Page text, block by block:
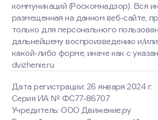
Дата регистрации: 26 января 2024 г.
Серия ИА № ФС77-86707
Учредитель: ООО Движение.ру
коммуникаций (Роскомнадзор). Вся
размещенная на данном веб-сайте,
только для персонального
дальнейшему воспроизведению и/
какой-либо форме, иначе как с
dvizhenie.ru